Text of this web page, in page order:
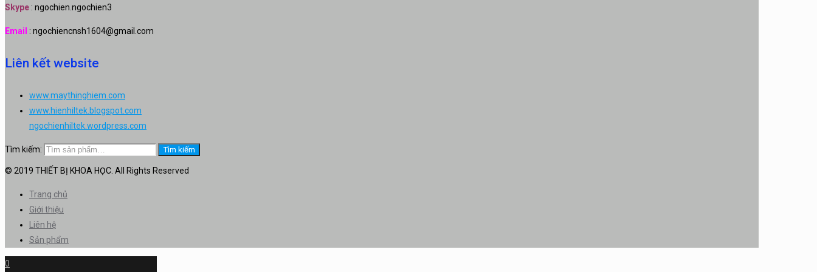
Skype : ngochien.ngochien3
Email : ngochiencnsh1604@gmail.com
Liên kết website
www.maythinghiem.com
www.hienhiltek.blogspot.com
ngochienhiltek.wordpress.com
Tìm kiếm: Tìm kiếm
© 2019 THIẾT BỊ KHOA HỌC. All Rights Reserved
Trang chủ
Giới thiệu
Liên hệ
Sản phẩm
0